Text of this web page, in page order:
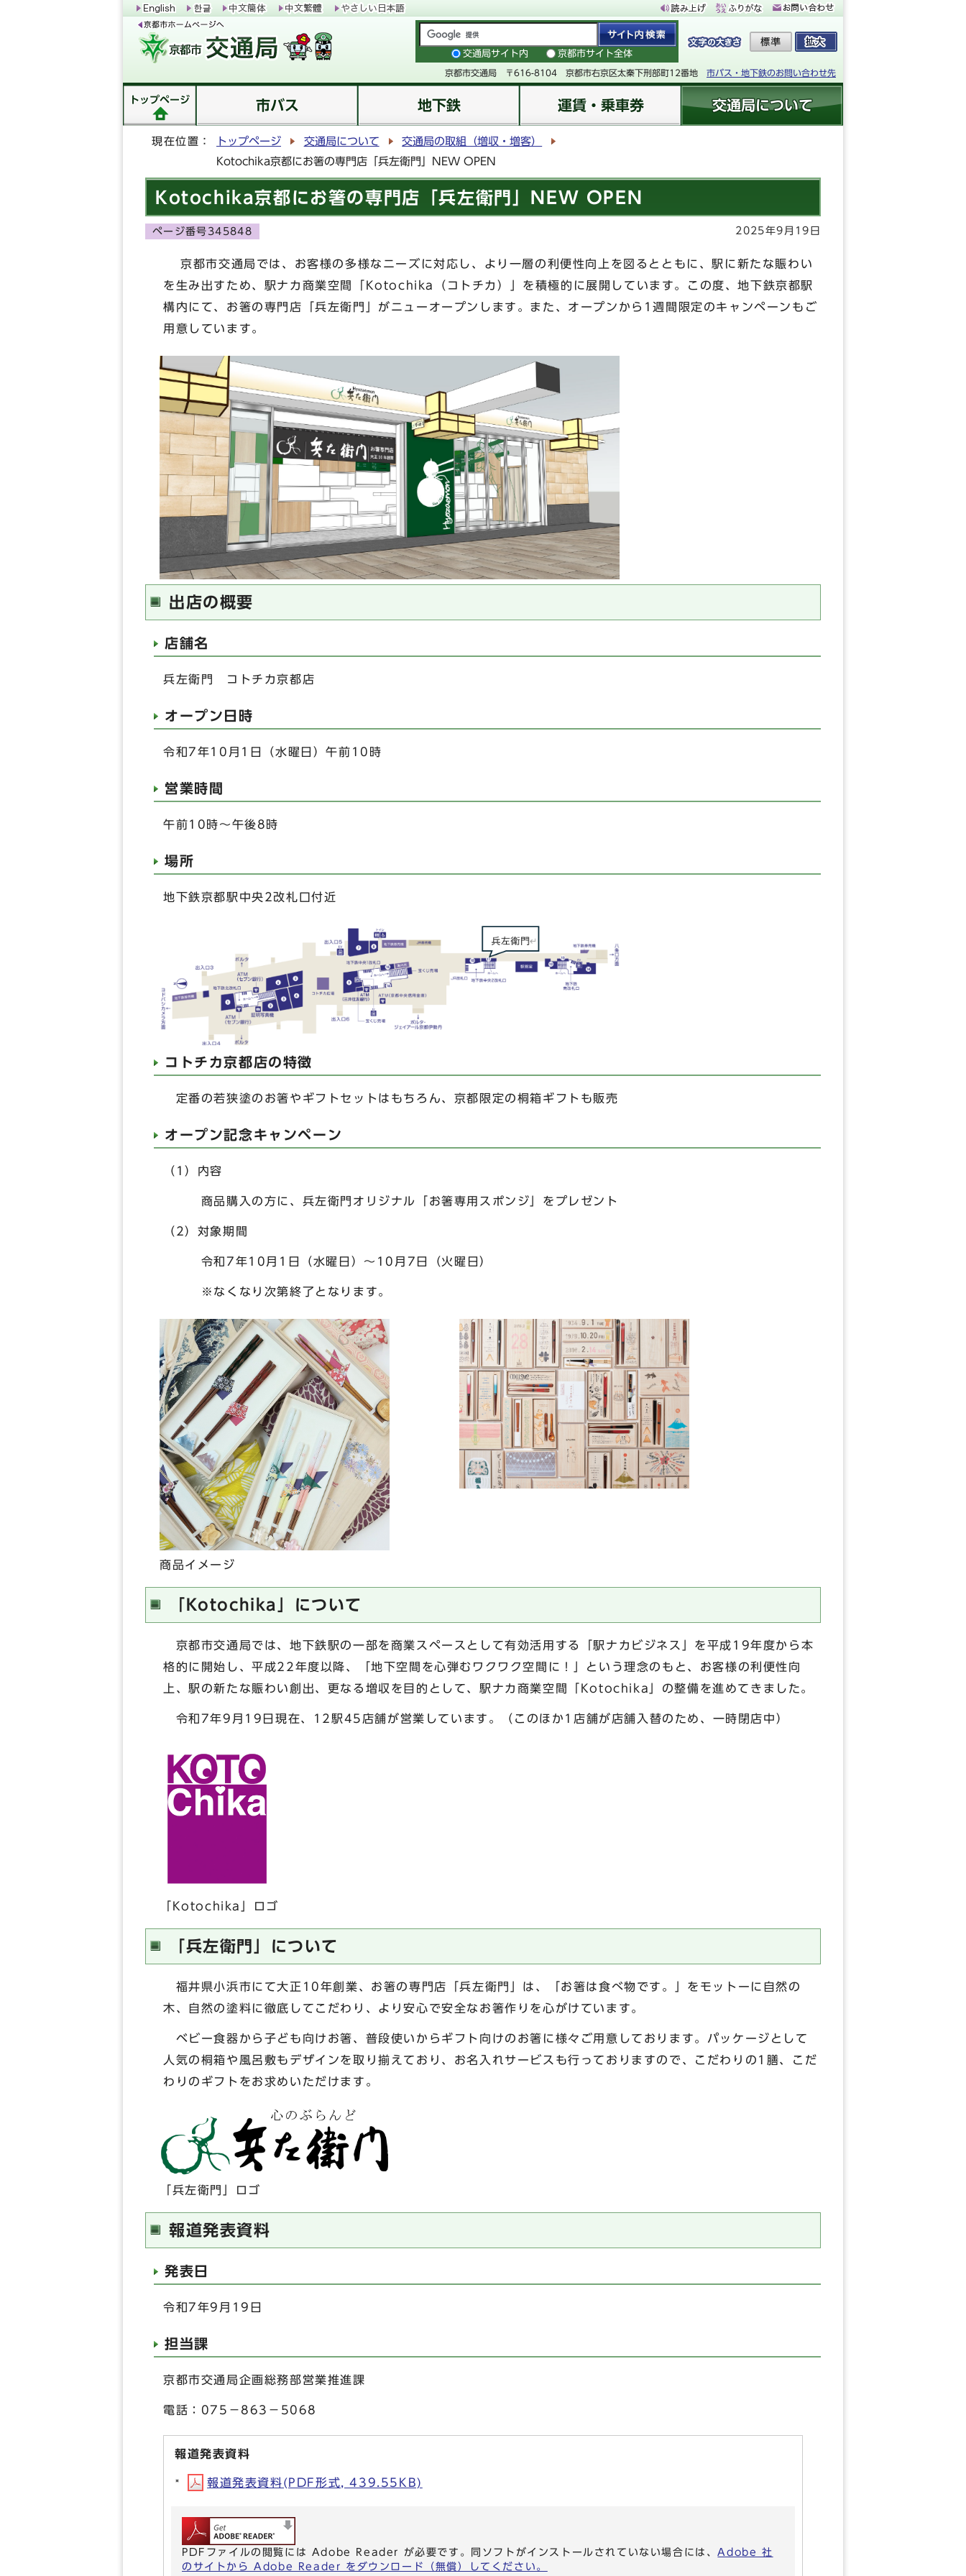
交通局サイト内 京都市サイト全体
京都市交通局 〒616-8104 京都市右京区太秦下刑部町12番地 市バス・地下鉄のお問い合わせ先
トップページ 市バス 地下鉄 運賃・乗車券 交通局について
現在位置： トップページ 交通局について
交通局の取組（増収・増客）
Kotochika京都にお箸の専門店「兵左衛門」NEW OPEN
Kotochika京都にお箸の専門店「兵左衛門」NEW OPEN
ページ番号345848 2025年9月19日
京都市交通局では、お客様の多様なニーズに対応し、より一層の利便性向上を図るとともに、駅に新たな賑わい
を生み出すため、駅ナカ商業空間「Kotochika（コトチカ）」を積極的に展開しています。この度、地下鉄京都駅
構内にて、お箸の専門店「兵左衛門」がニューオープンします。また、オープンから1週間限定のキャンペーンもご
用意しています。
出店の概要
店舗名
兵左衛門 コトチカ京都店
オープン日時
令和7年10月1日（水曜日）午前10時
営業時間
午前10時～午後8時
場所
地下鉄京都駅中央2改札口付近
コトチカ京都店の特徴
定番の若狭塗のお箸やギフトセットはもちろん、京都限定の桐箱ギフトも販売
オープン記念キャンペーン
（1）内容
商品購入の方に、兵左衛門オリジナル「お箸専用スポンジ」をプレゼント
（2）対象期間
令和7年10月1日（水曜日）～10月7日（火曜日）
※なくなり次第終了となります。
商品イメージ
「Kotochika」について
京都市交通局では、地下鉄駅の一部を商業スペースとして有効活用する「駅ナカビジネス」を平成19年度から本
格的に開始し、平成22年度以降、「地下空間を心弾むワクワク空間に！」という理念のもと、お客様の利便性向
上、駅の新たな賑わい創出、更なる増収を目的として、駅ナカ商業空間「Kotochika」の整備を進めてきました。
令和7年9月19日現在、12駅45店舗が営業しています。（このほか1店舗が店舗入替のため、一時閉店中）
「Kotochika」ロゴ
「兵左衛門」について
福井県小浜市にて大正10年創業、お箸の専門店「兵左衛門」は、「お箸は食べ物です。」をモットーに自然の
木、自然の塗料に徹底してこだわり、より安心で安全なお箸作りを心がけています。
ベビー食器から子ども向けお箸、普段使いからギフト向けのお箸に様々ご用意しております。パッケージとして
人気の桐箱や風呂敷もデザインを取り揃えており、お名入れサービスも行っておりますので、こだわりの1膳、こだ
わりのギフトをお求めいただけます。
「兵左衛門」ロゴ
報道発表資料
発表日
令和7年9月19日
担当課
京都市交通局企画総務部営業推進課
電話：075－863－5068
報道発表資料
報道発表資料(PDF形式, 439.55KB)
PDFファイルの閲覧には Adobe Reader が必要です。同ソフトがインストールされていない場合には、 Adobe 社
のサイトから Adobe Reader をダウンロード（無償）してください。